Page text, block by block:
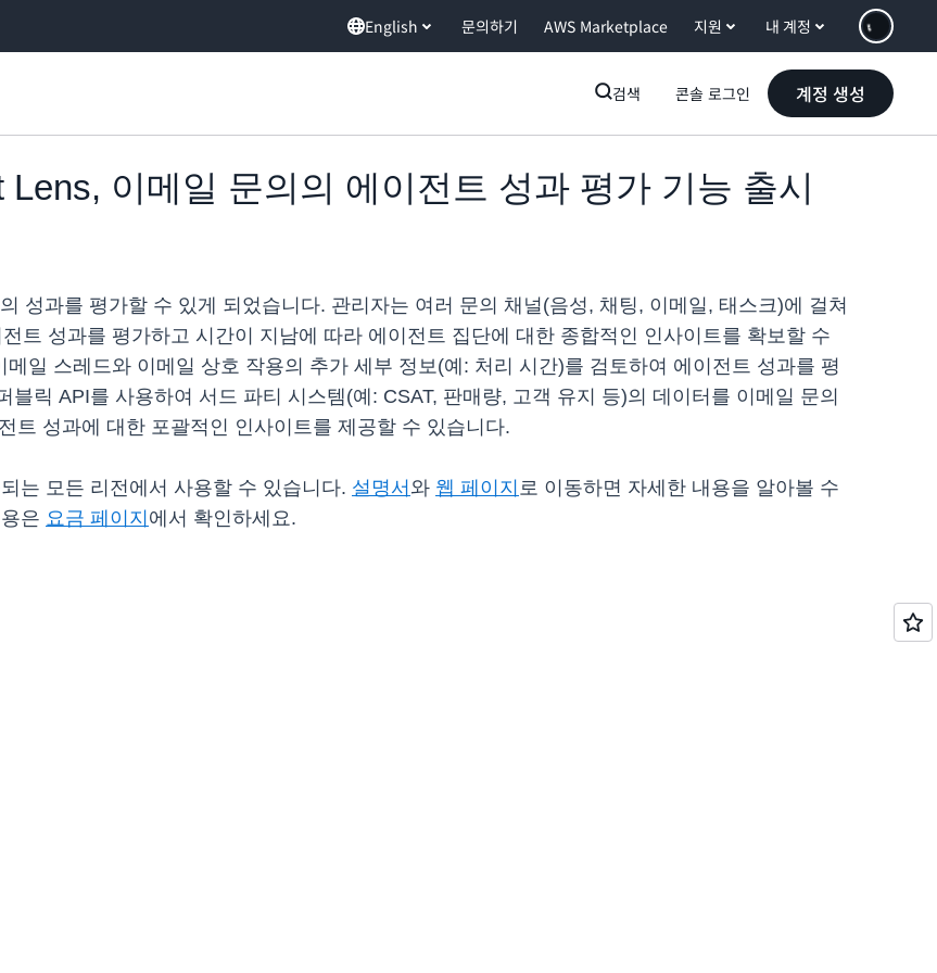
English 문의하기 AWS Marketplace 지원 내 계정
검색 콘솔 로그인 계정 생성
이메일 문의의 에이전트 성과 평가 기능 출시
성과를 평가할 수 있게 되었습니다. 관리자는 여러 문의 채널(음성, 채팅, 이메일, 태스크)에 걸쳐
트 성과를 평가하고 시간이 지남에 따라 에이전트 집단에 대한 종합적인 인사이트를 확보할 수
일 스레드와 이메일 상호 작용의 추가 세부 정보(예: 처리 시간)를 검토하여 에이전트 성과를 평
릭 API를 사용하여 서드 파티 시스템(예: CSAT, 판매량, 고객 유지 등)의 데이터를 이메일 문의
트 성과에 대한 포괄적인 인사이트를 제공할 수 있습니다.
는 모든 리전에서 사용할 수 있습니다. 설명서 와 웹 페이지 로 이동하면 자세한 내용을 알아볼 수
은 요금 페이지 에서 확인하세요.